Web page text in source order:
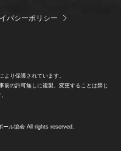
バシーポリシー
より保護されています。
前の許可無しに複製、変更することは禁じ
ール協会 All rights reserved.